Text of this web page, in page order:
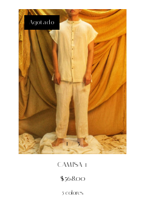
1 /5
Agotado
CAMISA 1
$568.00
5 colores